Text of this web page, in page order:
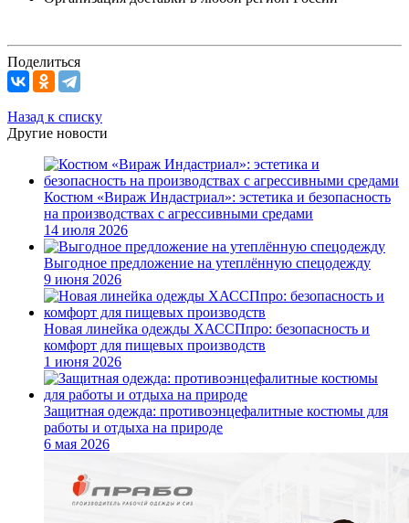
Поделиться
Назад к списку
Другие новости
Костюм «Вираж Индастриал»: эстетика и безопасность
на производствах с агрессивными средами
14 июля 2026
Выгодное предложение на утеплённую спецодежду
9 июня 2026
Новая линейка одежды ХАССПпро: безопасность и
комфорт для пищевых производств
1 июня 2026
Защитная одежда: противоэнцефалитные костюмы для
работы и отдыха на природе
6 мая 2026